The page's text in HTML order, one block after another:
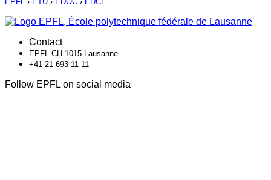
Contact
EPFL CH-1015 Lausanne
+41 21 693 11 11
Follow EPFL on social media